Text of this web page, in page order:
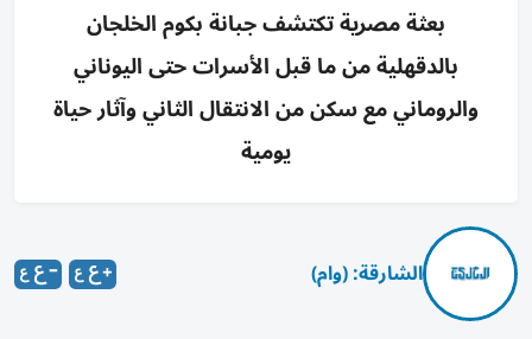
بعثة مصرية تكتشف جبانة بكوم الخلجان
بالدقهلية من ما قبل الأسرات حتى اليوناني
والروماني مع سكن من الانتقال الثاني وآثار حياة
يومية
الشارقة: (وام)